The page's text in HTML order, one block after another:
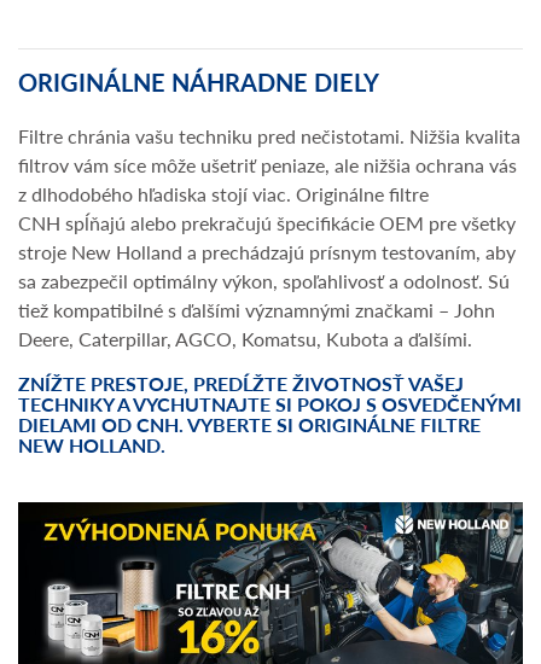
ORIGINÁLNE NÁHRADNE DIELY
Filtre chránia vašu techniku pred nečistotami. Nižšia kvalita
filtrov vám síce môže ušetriť peniaze, ale nižšia ochrana vás
z dlhodobého hľadiska stojí viac. Originálne filtre
CNH spĺňajú alebo prekračujú špecifikácie OEM pre všetky
stroje New Holland a prechádzajú prísnym testovaním, aby
sa zabezpečil optimálny výkon, spoľahlivosť a odolnosť. Sú
tiež kompatibilné s ďalšími významnými značkami – John
Deere, Caterpillar, AGCO, Komatsu, Kubota a ďalšími.
ZNÍŽTE PRESTOJE, PREDĹŽTE ŽIVOTNOSŤ VAŠEJ
TECHNIKY A VYCHUTNAJTE SI POKOJ S OSVEDČENÝMI
DIELAMI OD CNH. VYBERTE SI ORIGINÁLNE FILTRE
NEW HOLLAND.